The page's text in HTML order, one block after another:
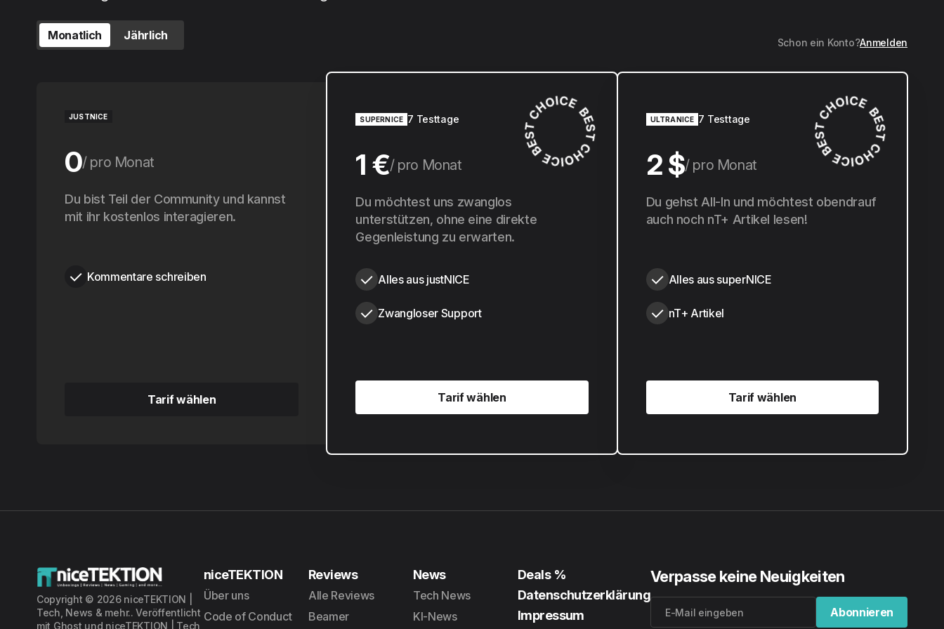
Monatlich Jährlich
Schon ein Konto?Anmelden
JUSTNICE
0 pro Monat
0 pro Jahr
Du bist Teil der Community und kannst
mit ihr kostenlos interagieren.
Kommentare schreiben
Tarif wählen
SUPERNICE 7 Testtage
1 € pro Monat
10 € pro Jahr
Du möchtest uns zwanglos
unterstützen, ohne eine direkte
Gegenleistung zu erwarten.
Alles aus justNICE
Zwangloser Support
Tarif wählen
Tarif wählen
ULTRANICE 7 Testtage
2 $ pro Monat
20 $ pro Jahr
Du gehst All-In und möchtest obendrauf
auch noch nT+ Artikel lesen!
Alles aus superNICE
nT+ Artikel
Tarif wählen
Tarif wählen
Copyright © 2026 niceTEKTION |
Tech, News & mehr.. Veröffentlicht
mit Ghost und niceTEKTION | Tech,
niceTEKTION
Über uns
Code of Conduct
Reviews
Alle Reviews
Beamer
News
Tech News
KI-News
Deals %
Datenschutzerklärung
Impressum
Verpasse keine Neuigkeiten
Abonnieren